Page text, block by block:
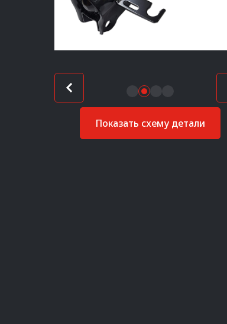
Показать схему детали